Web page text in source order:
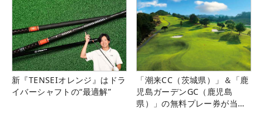
新『TENSEIオレンジ』はドラ
イバーシャフトの“最適解”
「潮来CC（茨城県）」＆「鹿
児島ガーデンGC（鹿児島
県）」の無料プレー券が当た